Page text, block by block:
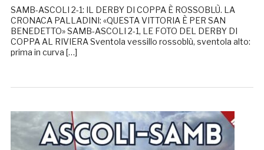
SAMB-ASCOLI 2-1: IL DERBY DI COPPA È ROSSOBLÙ. LA
CRONACA PALLADINI: «QUESTA VITTORIA È PER SAN
BENEDETTO» SAMB-ASCOLI 2-1, LE FOTO DEL DERBY DI
COPPA AL RIVIERA Sventola vessillo rossoblù, sventola alto:
prima in curva […]